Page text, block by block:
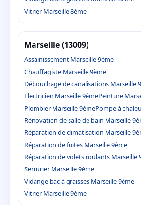
Vitrier Marseille 8ème
Marseille (13009)
Assainissement Marseille 9ème
Chauffagiste Marseille 9ème
Débouchage de canalisations Marseille
Électricien Marseille 9èmePeinture
Plombier Marseille 9èmePompe à
Rénovation de salle de bain Marseille
Réparation de climatisation Marseille
Réparation de fuites Marseille 9ème
Réparation de volets roulants Marseille
Serrurier Marseille 9ème
Vidange bac à graisses Marseille 9ème
Vitrier Marseille 9ème